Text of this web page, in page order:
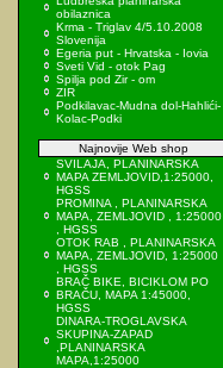
obilaznica
Krma - Triglav 4/5.10.2008
Slovenija
Egeria put - Hrvatska - Iovia
Sveti Vid - otok Pag
Spilja pod Zir - om
ZIR
Podkilavac-Mudna dol-Hahlići-
Kolac-Podki
Najnovije Web shop
SVILAJA, PLANINARSKA
MAPA ZEMLJOVID,1:25000,
HGSS
PROMINA , PLANINARSKA
MAPA, ZEMLJOVID , 1:25000
, HGSS
OTOK RAB , PLANINARSKA
MAPA, ZEMLJOVID, 1:25000
, HGSS
BRAČ BIKE, BICIKLOM PO
BRAČU, MAPA 1:45000,
HGSS
DINARA-TROGLAVSKA
SKUPINA-ZAPAD
,PLANINARSKA
MAPA,1:25000